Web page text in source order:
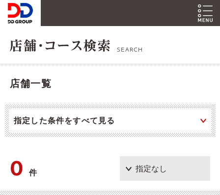
SEARCH
店舗一覧
指定した条件をすべて見る
0件